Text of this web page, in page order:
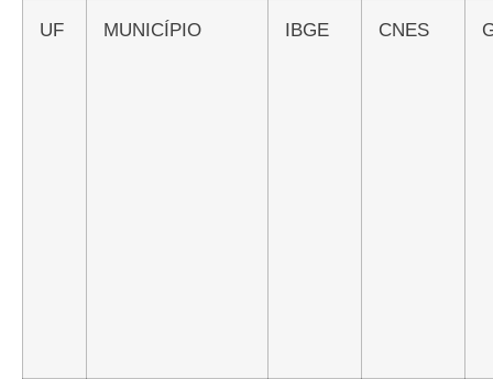
UF MUNICÍPIO IBGE CNES